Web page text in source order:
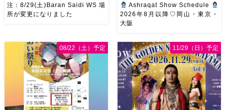
申し込み多数につき会場変更し
ました♡ 表町桃太郎スタジオ
岡山県岡山市 北区表町2丁目6-
64 4階 ショー会場から近いの
で、安心♡駅からもバスで天満
屋バスス […]
注：8/29(土)Baran Saidi WS 場
所が変更になりました
です♡皆様にお会いできますよ
うに
ご予約はメッセージく
ださい
お待ちしています
Ashraqat Show Schedule
岡山・8/22(土) […]
Ashraqat Show Schedule
2026年8月以降♡岡山・東京・
大阪
08/22（土）予定 11/29（日）予定